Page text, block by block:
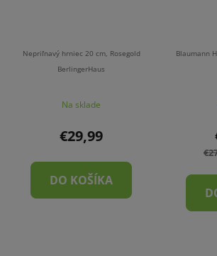
Nepriľnavý hrniec 20 cm, Rosegold
BerlingerHaus
Na sklade
€29,99
DO KOŠÍKA
Blaumann